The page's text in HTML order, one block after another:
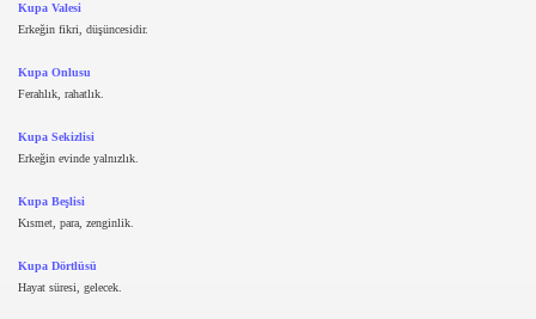
Kupa Valesi
Erkeğin fikri, düşüncesidir.
Kupa Onlusu
Ferahlık, rahatlık.
Kupa Sekizlisi
Erkeğin evinde yalnızlık.
Kupa Beşlisi
Kısmet, para, zenginlik.
Kupa Dörtlüsü
Hayat süresi, gelecek.